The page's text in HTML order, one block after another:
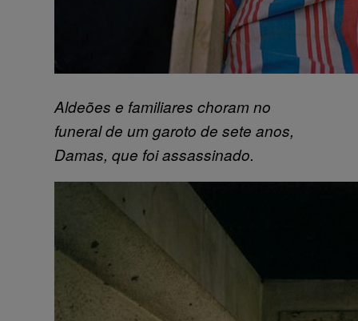
Aldeões e familiares choram no
funeral de um garoto de sete anos,
Damas, que foi assassinado.